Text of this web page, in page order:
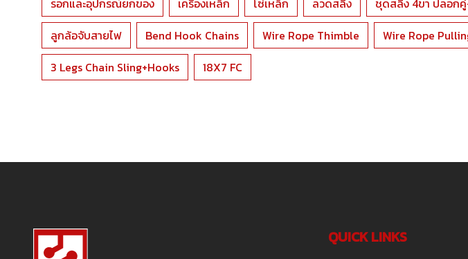
รอกและอุปกรณ์ยกของ เครื่องเหล็ก โซ่เหล็ก ลวดสลิง ชุดสลิง 4ขา ปลอก
ลูกล้อจับสายไฟ
Bend Hook Chains Wire Rope Thimble Wire Rope
3 Legs Chain Sling+Hooks
18X7 FC
QUICK LINKS